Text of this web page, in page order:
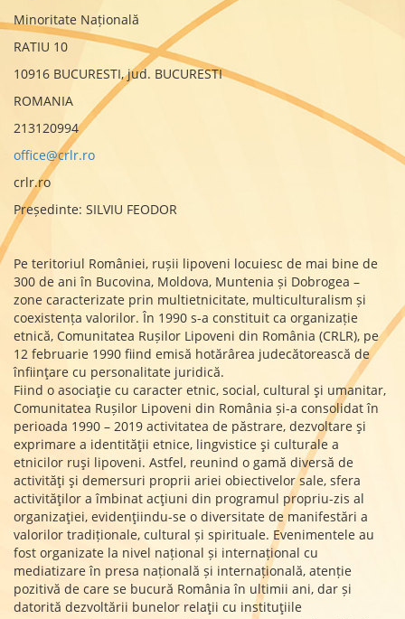
Minoritate Națională
RATIU 10
10916 BUCURESTI, jud. BUCURESTI
ROMANIA
213120994
office@crlr.ro
crlr.ro
Președinte: SILVIU FEODOR
Pe teritoriul României, rușii lipoveni locuiesc de mai bine de
300 de ani în Bucovina, Moldova, Muntenia și Dobrogea –
zone caracterizate prin multietnicitate, multiculturalism și
coexistența valorilor. În 1990 s-a constituit ca organizație
etnică, Comunitatea Rușilor Lipoveni din România (CRLR), pe
12 februarie 1990 fiind emisă hotărârea judecătorească de
înfiinţare cu personalitate juridică.
Fiind o asociaţie cu caracter etnic, social, cultural şi umanitar,
Comunitatea Rușilor Lipoveni din România și-a consolidat în
perioada 1990 – 2019 activitatea de păstrare, dezvoltare şi
exprimare a identităţii etnice, lingvistice şi culturale a
etnicilor ruşi lipoveni. Astfel, reunind o gamă diversă de
activităţi şi demersuri proprii ariei obiectivelor sale, sfera
activităţilor a îmbinat acţiuni din programul propriu-zis al
organizaţiei, evidenţiindu-se o diversitate de manifestări a
valorilor tradiționale, cultural și spirituale. Evenimentele au
fost organizate la nivel național și internațional cu
mediatizare în presa națională și internațională, atenție
pozitivă de care se bucură România în ultimii ani, dar și
datorită dezvoltării bunelor relaţii cu instituţiile